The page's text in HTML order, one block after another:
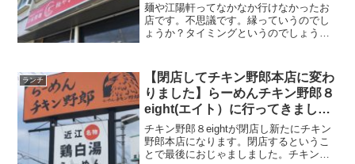
麺や江陽軒ってなかなか行けなかったお
店です。不思議です。縁っていうのでし
ょうか？タイミングというのでしょう
なかいくチャンスがなく今回行ってきま
した。正直、おいしかった...
ランチ
【閉店してチキン野郎本店に変わ
りました】らーめんチキン野郎８
eight(エイト）に行ってきまし
た。【メニュー情報あり】
チキン野郎８eightが閉店し新たにチキン
野郎本店になります。閉店するというこ
とで最後におじゃましました。チキン野